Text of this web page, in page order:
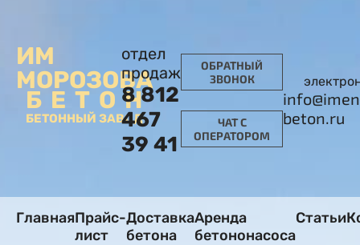
ИМ
МОРОЗОВА
БЕТОН
БЕТОННЫЙ ЗАВОД
отдел
продаж
8 812
467
39 41
ОБРАТНЫЙ
ЗВОНОК
ЧАТ С
ОПЕРАТОРОМ
beton.ru
ГлавнаяПрайс-
лист
Доставка
бетона
Аренда
бетононасоса
Статьи